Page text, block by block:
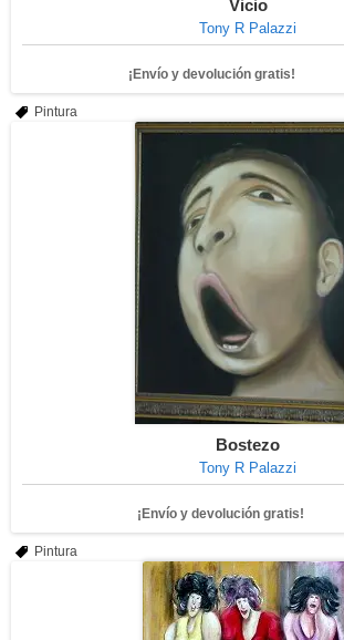
Vicio
Tony R Palazzi
¡Envío y devolución gratis!
Pintura
Bostezo
Tony R Palazzi
¡Envío y devolución gratis!
Pintura